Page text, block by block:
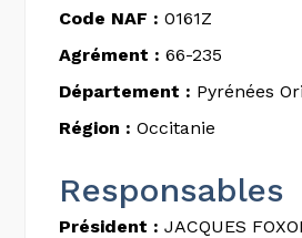
Code NAF : 0161Z
Agrément : 66-235
Département : Pyrénées
Région : Occitanie
Responsables
Président : JACQUES